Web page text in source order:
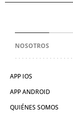
NOSOTROS
APP IOS
APP ANDROID
QUIÉNES SOMOS